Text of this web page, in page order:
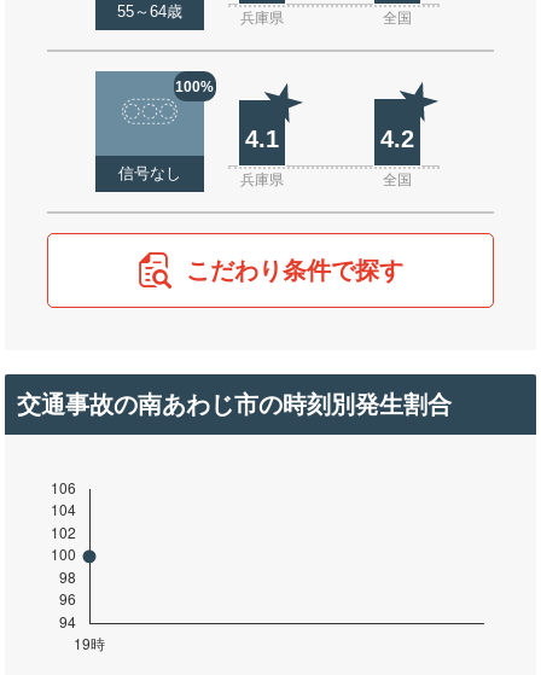
55～64歳 兵庫県 全国
100%
信号なし
4.1 4.2
兵庫県 全国
こだわり条件で探す
交通事故の南あわじ市の時刻別発生割合